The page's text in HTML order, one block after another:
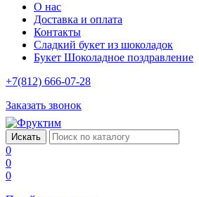
О нас
Доставка и оплата
Контакты
Сладкий букет из шоколадок
Букет Шоколадное поздравление
+7(812) 666-07-28
Заказать звонок
0
0
0